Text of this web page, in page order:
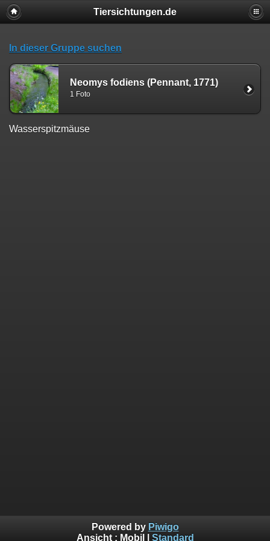
Tiersichtungen.de
In dieser Gruppe suchen
Neomys fodiens (Pennant, 1771)
1 Foto
Wasserspitzmäuse
Powered by Piwigo
Ansicht : Mobil Standard